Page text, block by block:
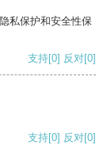
私保护和安全性保
支持[0] 反对[0]
支持[0] 反对[0]